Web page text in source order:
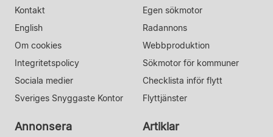
Kontakt
English
Om cookies
Integritetspolicy
Sociala medier
Sveriges Snyggaste Kontor
Egen sökmotor
Radannons
Webbproduktion
Sökmotor för kommuner
Checklista inför flytt
Flyttjänster
Annonsera Artiklar